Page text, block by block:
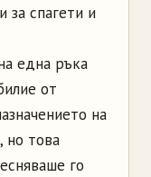
за спагети и
една ръка
от
на
но това
го